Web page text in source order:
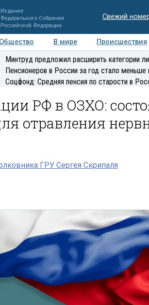
Издание
Федерального Собрания
Российской Федерации
Свежий
Общество В мире Происшествия
Регионы Медиацентр
Минтруд предложил расширить категории
Пенсионеров в России за год стало меньше
Соцфонд: Средняя пенсия по старости в
РФ в ОЗХО:
отравления
ГРУ Сергея Скрипаля